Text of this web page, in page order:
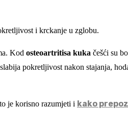
Kod osteoartritisa kuka češći su
pokretljivost nakon stajanja,
je korisno razumjeti i kako